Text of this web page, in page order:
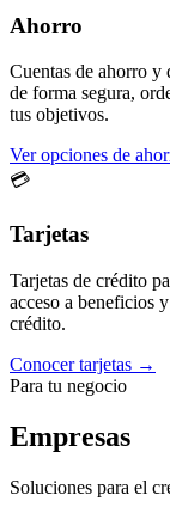
Ahorro
Cuentas de ahorro y
de forma segura,
tus objetivos.
Ver opciones de
💳
Tarjetas
Tarjetas de crédito
acceso a beneficios
crédito.
Conocer tarjetas →
Para tu negocio
Empresas
Soluciones para el